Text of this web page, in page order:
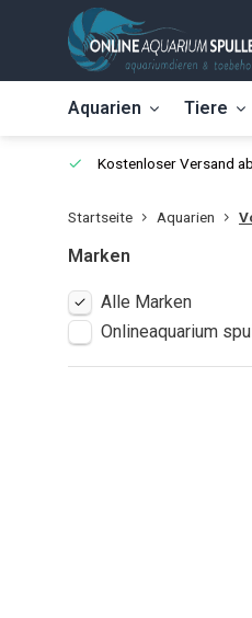
Aquarien Tiere
Kostenloser Versand
Startseite Aquarien
Marken
Alle Marken
Onlineaquarium